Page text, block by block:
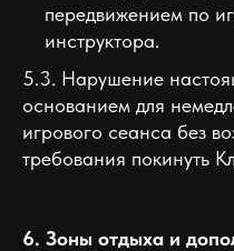
передвижением по
инструктора.
5.3. Нарушение
основанием для
игрового сеанса без
требования покинуть
6. Зоны отдыха и